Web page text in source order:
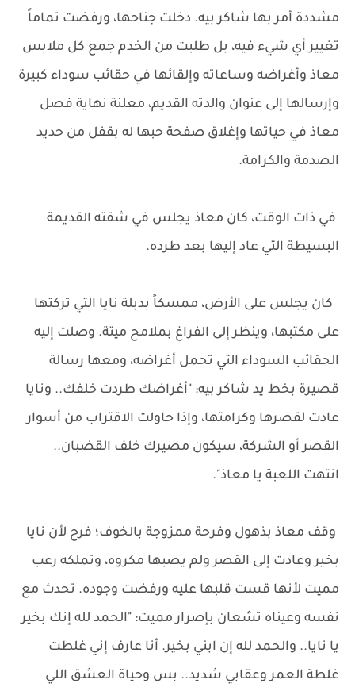
مشددة أمر بها شاكر بيه. دخلت جناحها، ورفضت تماماً
تغيير أي شيء فيه، بل طلبت من الخدم جمع كل ملابس
معاذ وأغراضه وساعاته وإلقائها في حقائب سوداء كبيرة
وإرسالها إلى عنوان والدته القديم، معلنة نهاية فصل
معاذ في حياتها وإغلاق صفحة حبها له بقفل من حديد
الصدمة والكرامة.
في ذات الوقت، كان معاذ يجلس في شقته القديمة
البسيطة التي عاد إليها بعد طرده.
كان يجلس على الأرض، ممسكاً بدبلة نايا التي تركتها
على مكتبها، وينظر إلى الفراغ بملامح ميتة. وصلت إليه
الحقائب السوداء التي تحمل أغراضه، ومعها رسالة
قصيرة بخط يد شاكر بيه: "أغراضك طردت خلفك.. ونايا
عادت لقصرها وكرامتها، وإذا حاولت الاقتراب من أسوار
القصر أو الشركة، سيكون مصيرك خلف القضبان..
انتهت اللعبة يا معاذ".
وقف معاذ بذهول وفرحة ممزوجة بالخوف؛ فرح لأن نايا
بخير وعادت إلى القصر ولم يصبها مكروه، وتملكه رعب
مميت لأنها قست قلبها عليه ورفضت وجوده. تحدث مع
نفسه وعيناه تشعان بإصرار مميت: "الحمد لله إنك بخير
يا نايا.. والحمد لله إن ابني بخير. أنا عارف إني غلطت
غلطة العمر وعقابي شديد.. بس وحياة العشق اللي